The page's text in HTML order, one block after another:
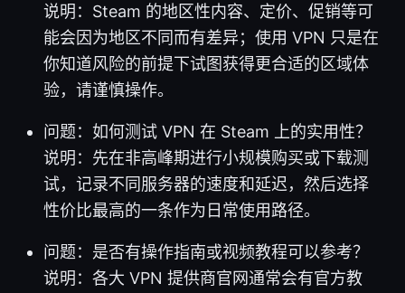
说明：Steam 的地区性内容、定价、促销等可
能会因为地区不同而有差异；使用 VPN 只是在
你知道风险的前提下试图获得更合适的区域体
验，请谨慎操作。
问题：如何测试 VPN 在 Steam 上的实用性？
说明：先在非高峰期进行小规模购买或下载测
试，记录不同服务器的速度和延迟，然后选择
性价比最高的一条作为日常使用路径。
问题：是否有操作指南或视频教程可以参考？
说明：各大 VPN 提供商官网通常会有官方教